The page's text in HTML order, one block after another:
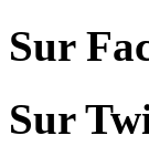
Sur
Sur